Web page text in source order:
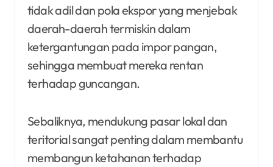
tidak adil dan pola ekspor yang menjebak
daerah-daerah termiskin dalam
ketergantungan pada impor pangan,
sehingga membuat mereka rentan
terhadap guncangan.
Sebaliknya, mendukung pasar lokal dan
teritorial sangat penting dalam membantu
membangun ketahanan terhadap